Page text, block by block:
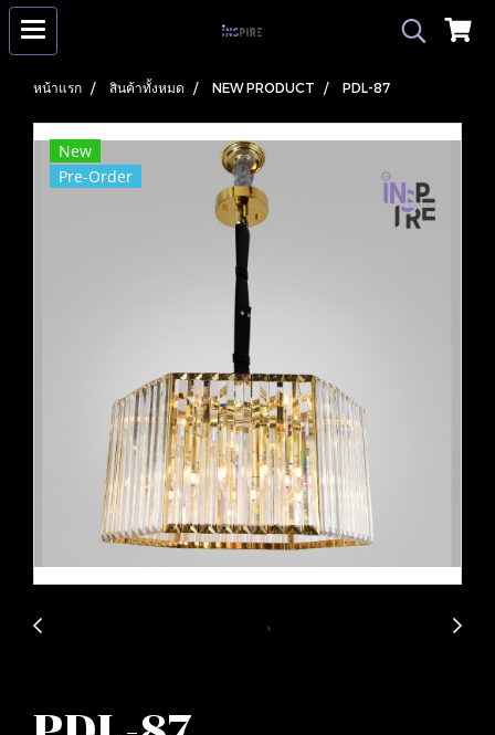
หน้าแรก สินค้าทั้งหมด NEW PRODUCT PDL-87
New
Pre-Order